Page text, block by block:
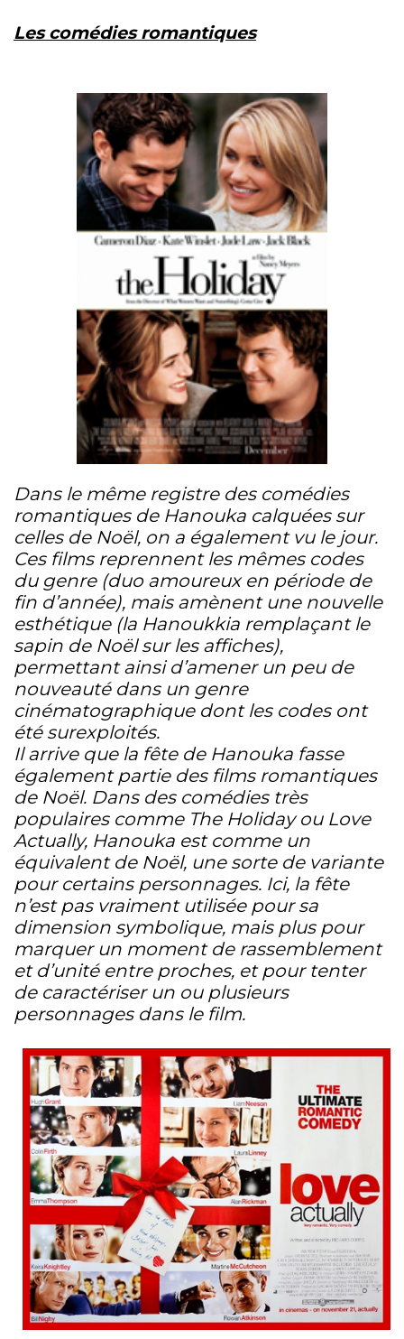
Les comédies romantiques
Dans le même registre des comédies
romantiques de Hanouka calquées sur
celles de Noël, on a également vu le jour.
Ces films reprennent les mêmes codes
du genre (duo amoureux en période de
fin d’année), mais amènent une nouvelle
esthétique (la Hanoukkia remplaçant le
sapin de Noël sur les affiches),
permettant ainsi d’amener un peu de
nouveauté dans un genre
cinématographique dont les codes ont
été surexploités.
Il arrive que la fête de Hanouka fasse
également partie des films romantiques
de Noël. Dans des comédies très
populaires comme The Holiday ou Love
Actually, Hanouka est comme un
équivalent de Noël, une sorte de variante
pour certains personnages. Ici, la fête
n’est pas vraiment utilisée pour sa
dimension symbolique, mais plus pour
marquer un moment de rassemblement
et d’unité entre proches, et pour tenter
de caractériser un ou plusieurs
personnages dans le film.